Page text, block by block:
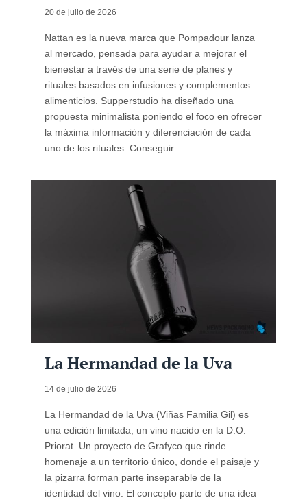
20 de julio de 2026
Nattan es la nueva marca que Pompadour lanza
al mercado, pensada para ayudar a mejorar el
bienestar a través de una serie de planes y
rituales basados en infusiones y complementos
alimenticios. Supperstudio ha diseñado una
propuesta minimalista poniendo el foco en ofrecer
la máxima información y diferenciación de cada
uno de los rituales. Conseguir ...
La Hermandad de la Uva
14 de julio de 2026
La Hermandad de la Uva (Viñas Familia Gil) es
una edición limitada, un vino nacido en la D.O.
Priorat. Un proyecto de Grafyco que rinde
homenaje a un territorio único, donde el paisaje y
la pizarra forman parte inseparable de la
identidad del vino. El concepto parte de una idea